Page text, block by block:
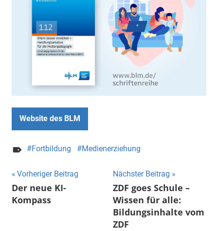
Website des BLM
Fortbildung Medienerziehung
Beitragsnavigation
Vorheriger Beitrag
Der neue KI-
Kompass
Nächster Beitrag
ZDF goes Schule –
Wissen für alle:
Bildungsinhalte vom
ZDF